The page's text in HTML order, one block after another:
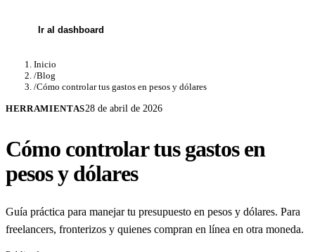
Ir al dashboard
Inicio
/Blog
/Cómo controlar tus gastos en pesos y dólares
HERRAMIENTAS28 de abril de 2026
Cómo controlar tus gastos en
pesos y dólares
Guía práctica para manejar tu presupuesto en pesos y dólares. Para
freelancers, fronterizos y quienes compran en línea en otra moneda.